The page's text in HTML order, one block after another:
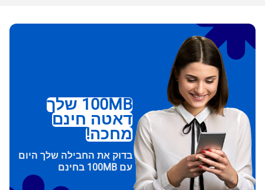
100MB שלך
דאטה חינם
מחכה!
בדוק את החבילה שלך היום
עם 100MB בחינם